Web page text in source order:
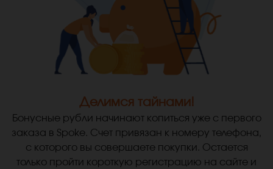
Делимся тайнами!
Бонусные рубли начинают копиться уже с первого
заказа в Spoke. Счет привязан к номеру телефона,
с которого вы совершаете покупки. Остается
только пройти короткую регистрацию на сайте и